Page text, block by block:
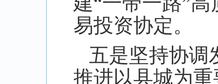
易投资协定。
五是坚持协调
推进以县城为